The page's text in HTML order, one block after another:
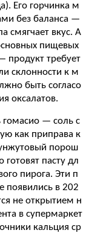
Его горчинка м
без баланса —
смягчает вкус. А
пищевых
продукт требует
склонности к м
быть согласо
оксалатов.
гомасио — соль с
как приправа к
порош
готовят пасту дл
пирога. Эти п
появились в 202
не открытием н
в супермаркет
кальция ср